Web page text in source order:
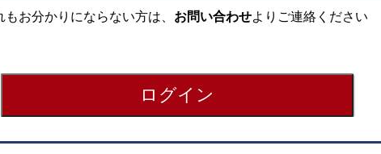
お分かりにならない方は、 お問い合わせよりご連絡ください